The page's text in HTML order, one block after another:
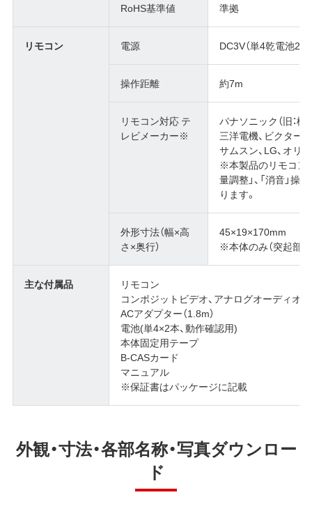
RoHS基準値 準拠
リモコン 電源 DC3V（単4乾電池2本
操作距離 約7m
リモコン対応 テ
レビメーカー※
パナソニック（旧：松
三洋電機、ビクター
サムスン、LG、オリ
※本製品のリモコンで
量調整」、「消音」
ります。
外形寸法（幅×高
さ×奥行）
45×19×170mm
※本体のみ（突起部除
主な付属品
リモコン
コンポジットビデオ、アナログオーディオ
ACアダプター（1.8m）
電池(単4×2本、動作確認用)
本体固定用テープ
B-CASカード
マニュアル
※保証書はパッケージに記載
外観・寸法・各部名称・写真ダウンロー
ド